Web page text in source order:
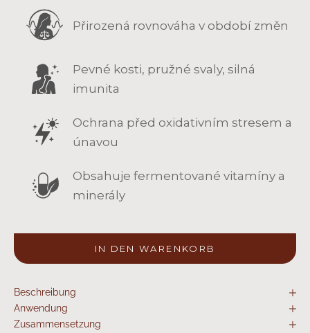
Přirozená rovnováha v období změn
Pevné kosti, pružné svaly, silná
imunita
Ochrana před oxidativním stresem a
únavou
Obsahuje fermentované vitamíny a
minerály
IN DEN WARENKORB
Beschreibung
Anwendung
Zusammensetzung